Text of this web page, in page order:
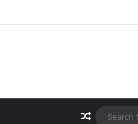
Random